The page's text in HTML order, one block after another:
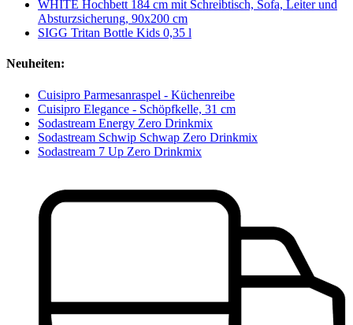
WHITE Hochbett 184 cm mit Schreibtisch, Sofa, Leiter und
Absturzsicherung, 90x200 cm
SIGG Tritan Bottle Kids 0,35 l
Neuheiten:
Cuisipro Parmesanraspel - Küchenreibe
Cuisipro Elegance - Schöpfkelle, 31 cm
Sodastream Energy Zero Drinkmix
Sodastream Schwip Schwap Zero Drinkmix
Sodastream 7 Up Zero Drinkmix